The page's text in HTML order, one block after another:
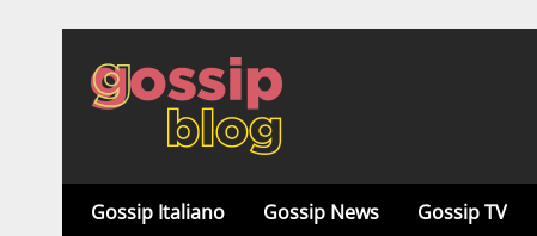
Gossip Italiano Gossip News Gossip TV